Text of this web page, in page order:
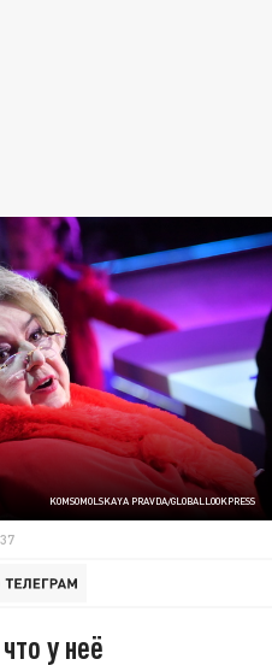
KOMSOMOLSKAYA PRAVDA/GLOBALLOOKPRESS
у неё